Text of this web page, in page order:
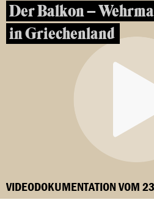
Der Balkon –
in Griechenland
VIDEODOKUMENTATION VOM